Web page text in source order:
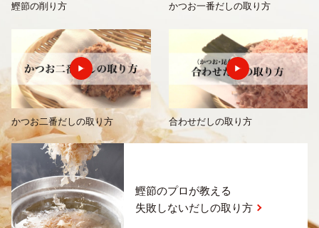
鰹節の削り方 かつお一番だしの取り方
かつお二番だしの取り方 合わせだしの取り方
鰹節のプロが教える
失敗しないだしの取り方